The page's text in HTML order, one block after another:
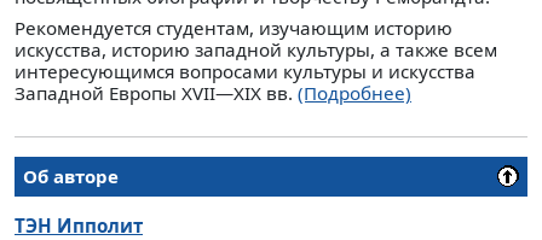
Рекомендуется студентам, изучающим историю
искусства, историю западной культуры, а также всем
интересующимся вопросами культуры и искусства
Западной Европы XVII—XIX вв. (Подробнее)
Об авторе
ТЭН Ипполит